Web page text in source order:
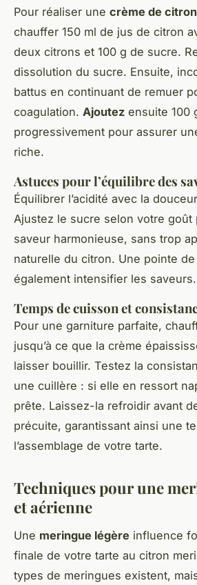
Pour réaliser une crème de citron
chauffer 150 ml de jus de citron
deux citrons et 100 g de sucre.
dissolution du sucre. Ensuite,
battus en continuant de remuer
coagulation. Ajoutez ensuite 100
progressivement pour assurer
riche.
Astuces pour l’équilibre des
Équilibrer l’acidité avec la
Ajustez le sucre selon votre goût
saveur harmonieuse, sans trop
naturelle du citron. Une pointe
également intensifier les saveurs.
Temps de cuisson et
Pour une garniture parfaite,
jusqu’à ce que la crème
laisser bouillir. Testez la
une cuillère : si elle en ressort
prête. Laissez-la refroidir avant
précuite, garantissant ainsi une
l’assemblage de votre tarte.
Techniques pour une
et aérienne
Une meringue légère influence
finale de votre tarte au citron
types de meringues existent,